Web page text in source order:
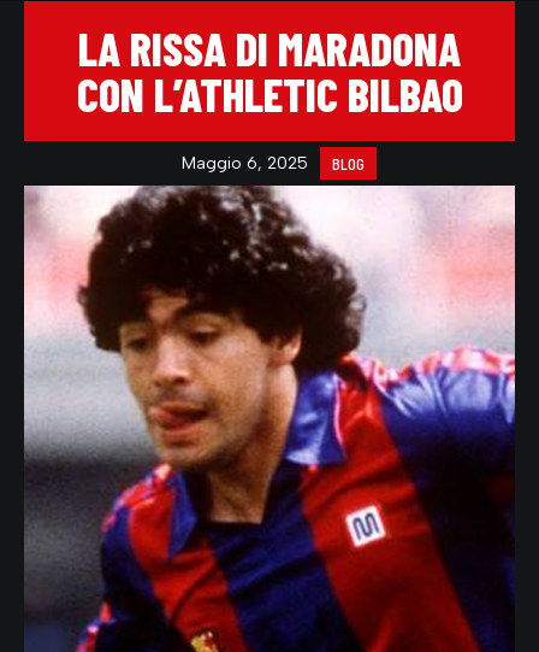
LA RISSA DI MARADONA
CON L’ATHLETIC BILBAO
Maggio 6, 2025 BLOG